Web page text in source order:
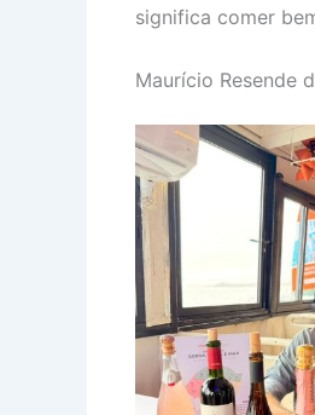
significa comer
Maurício Resende